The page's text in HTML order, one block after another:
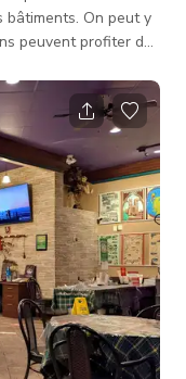
bâtiments. On peut y
peuvent profiter de
et séances